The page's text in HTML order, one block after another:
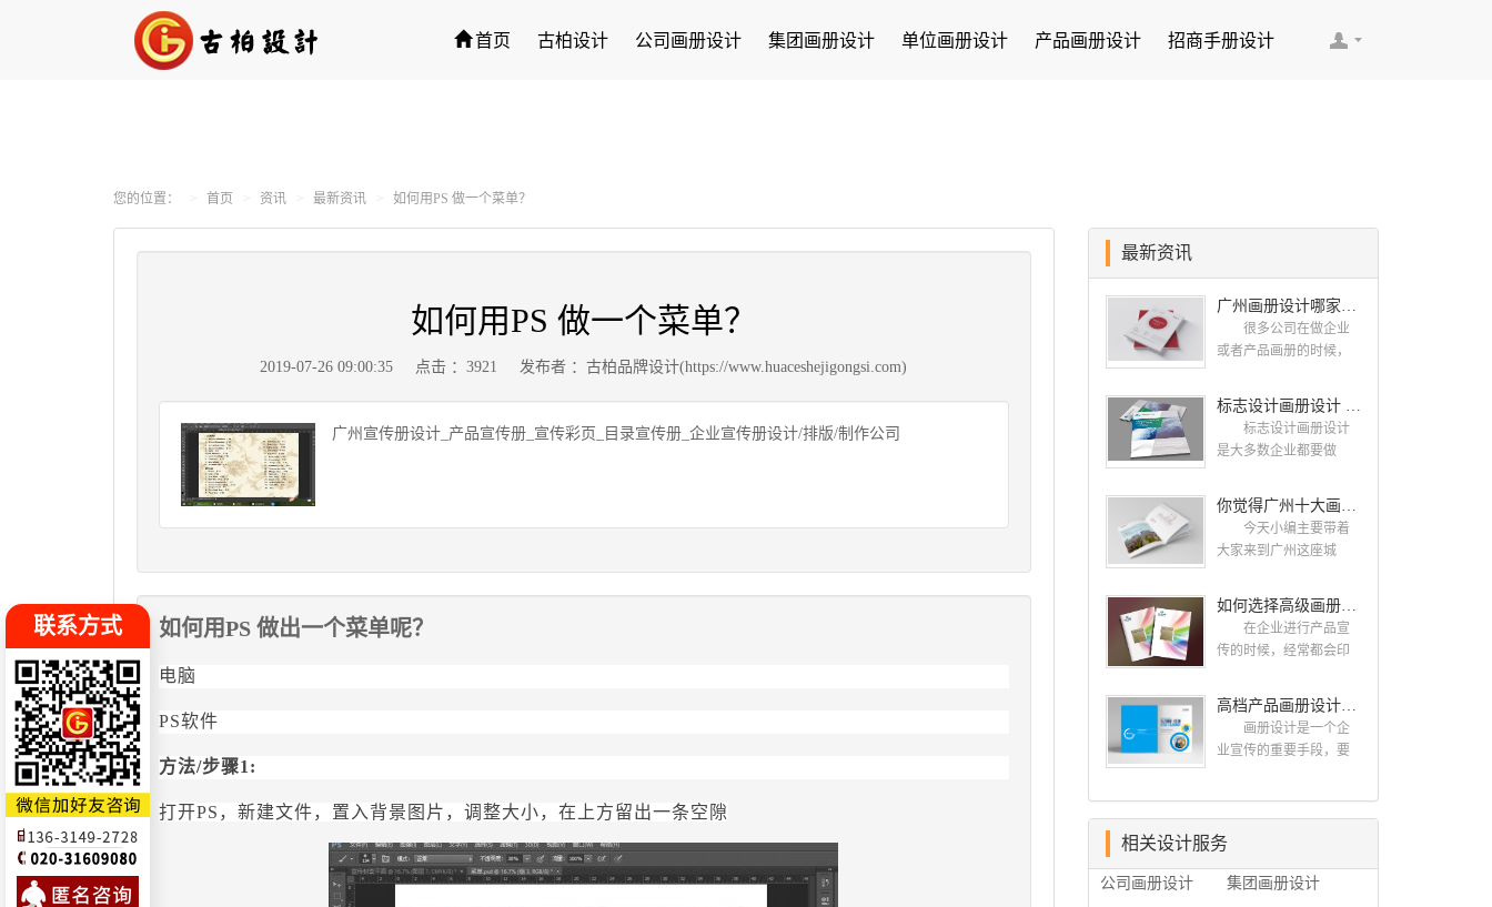
首页 古柏设计 公司画册设计 集团画册设计 单位画册设计 产品画册设计 招商手册设计
您的位置： 首页 资讯 最新资讯 如何用PS 做一个菜单？
如何用PS 做一个菜单？
2019-07-26 09:00:35 点击 ：3921 发布者 ：古柏品牌设计(https://www.huaceshejigongsi.com)
广州宣传册设计_产品宣传册_宣传彩页_目录宣传册_企业宣传册设计/排版/制作公司
如何用PS 做出一个菜单呢？
电脑
PS软件
方法/步骤1:
打开PS，新建文件，置入背景图片，调整大小，在上方留出一条空隙
最新资讯
广州画册设计哪家公司好？我们推荐古柏品牌设计
很多公司在做企业
或者产品画册的时候，
公司，这样设计出来的
画册，才能让人眼前一
亮，才能够给公司带来
计找哪家公司。 广
州画册设计哪家公司
好？本地人都会选择古
柏品牌设计有限公司成
立于2004年，是由一群
专业、独特的IT精英组
贴网络时代的发展潮
流，对中国网络应用的
现状和趋势有很深的...
标志设计画册设计 对标志设计有哪些原则呢？
标志设计画册设计
是大多数企业都要做
一个企业的门面形象，
而画册就是作为宣传，
把企业的形象和活动更
不能缺少的。标志设计
画册设计 简练、概
括、完美!即要成功到几
案的程度是我们的目
标，其难度比之其它任
何艺术设计都要大得
循以下的原则： 1.详
的、适用范畴并深刻...
你觉得广州十大画册设计公司的排名真的重要吗？
今天小编主要带着
大家来到广州这座城
设计公司是那些?古柏品
牌提供画册设计，宣传
册设计,排版设计，画册
广州集团/单位/产品/目录
画册设计/印刷公司。相
信不少喜欢设计的小伙
古柏设计 古柏品牌
设计系品牌策划与推
面设计、产品包装设
如何选择高级画册设计公司 怎么制作高级企业画册
在企业进行产品宣
传的时候，经常都会印
要找一家出色的画册制
作公司。下面古柏品牌
设计就给大家说说如何
画册?高级画册设计公
册设计公司 首先是
员工的能力是否过硬。
这包括调研人员观察捕
高档产品画册设计的有哪些小技巧
画册设计是一个企
业宣传的重要手段，要
示企业品牌形象。高档
产品画册设计有哪些小
古柏品牌设计怎么说!高
相关设计服务
公司画册设计 集团画册设计
联系方式